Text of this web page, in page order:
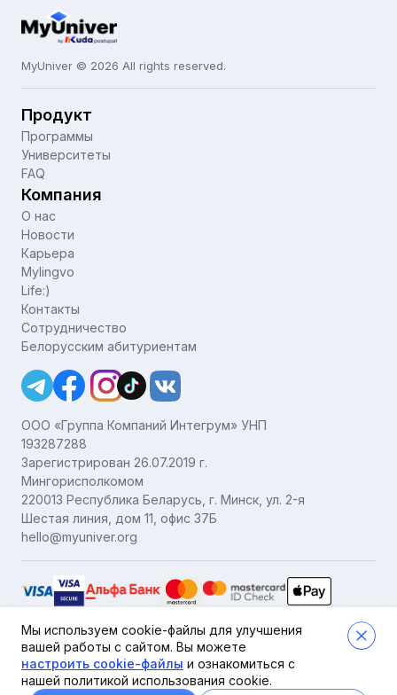
MyUniver © 2026 All rights reserved.
Продукт
Программы
Университеты
FAQ
Компания
О нас
Новости
Карьера
Mylingvo
Life:)
Контакты
Сотрудничество
Белорусским абитуриентам
ООО «Группа Компаний Интегрум» УНП
193287288
Зарегистрирован 26.07.2019 г.
Мингорисполкомом
220013 Республика Беларусь, г. Минск, ул. 2-я
Шестая линия, дом 11, офис 37Б
hello@myuniver.org
Публичная офертаПользовательское соглашение
Политика обработки персональных данных
Политика в отношении обработки cookie
Мы используем cookie-файлы для улучшения
вашей работы с сайтом. Вы можете
настроить cookie-файлы и ознакомиться с
нашей политикой использования cookie.